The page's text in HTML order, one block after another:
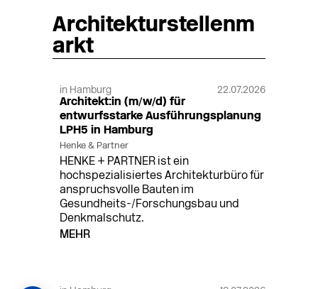
Architekturstellenm
arkt
in Hamburg 22.07.2026
Architekt:in (m/w/d) für
entwurfsstarke Ausführungsplanung
LPH5 in Hamburg
Henke & Partner
HENKE + PARTNER ist ein
hochspezialisiertes Architekturbüro für
anspruchsvolle Bauten im
Gesundheits-/Forschungsbau und
Denkmalschutz.
MEHR